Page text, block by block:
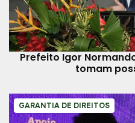
Prefeito Igor
tomam
GARANTIA DE DIREITOS